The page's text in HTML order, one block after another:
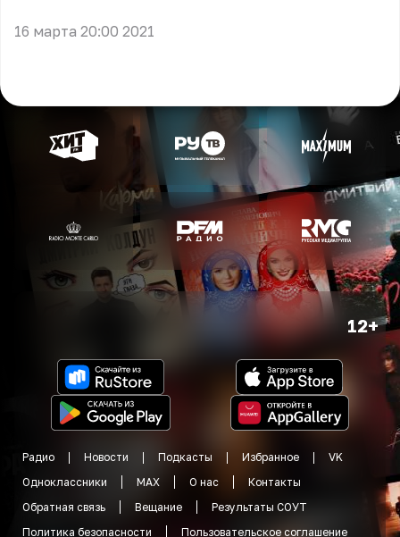
16 марта 20:00 2021
12+
Радио Новости Подкасты Избранное
VK
Одноклассники
MAX О нас
Контакты
Обратная связь
Вещание
Результаты СОУТ
Политика безопасности
Пользовательское соглашение